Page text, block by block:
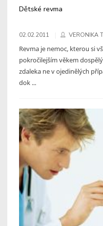
Dětské revma
02.02.2011 VERONIKA
Revma je nemoc, kterou si
pokročilejším věkem
zdaleka ne v ojedinělých
dok ...